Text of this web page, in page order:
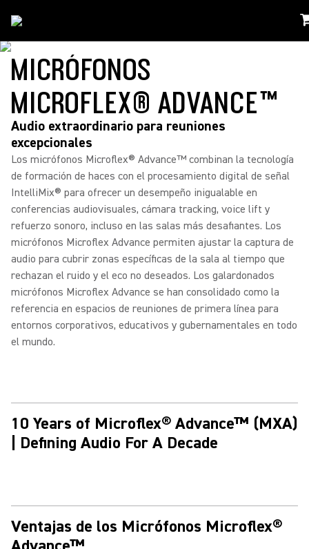
MICRÓFONOS
MICROFLEX® ADVANCE™
Audio extraordinario para reuniones
excepcionales
Los micrófonos Microflex® Advance™ combinan la tecnología
de formación de haces con el procesamiento digital de señal
IntelliMix® para ofrecer un desempeño inigualable en
conferencias audiovisuales, cámara tracking, voice lift y
refuerzo sonoro, incluso en las salas más desafiantes. Los
micrófonos Microflex Advance permiten ajustar la captura de
audio para cubrir zonas específicas de la sala al tiempo que
rechazan el ruido y el eco no deseados. Los galardonados
micrófonos Microflex Advance se han consolidado como la
referencia en espacios de reuniones de primera línea para
entornos corporativos, educativos y gubernamentales en todo
el mundo.
10 Years of Microflex® Advance™ (MXA)
| Defining Audio For A Decade
Ventajas de los Micrófonos Microflex®